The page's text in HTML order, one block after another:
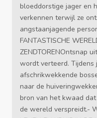
bloeddorstige jager en
verkennen terwijl ze
angstaanjagende
FANTASTISCHE
ZENDTORENOntsnap
wordt verteerd. Tijdens
afschrikwekkende
naar de
bron van het kwaad
de wereld verspreidt.-